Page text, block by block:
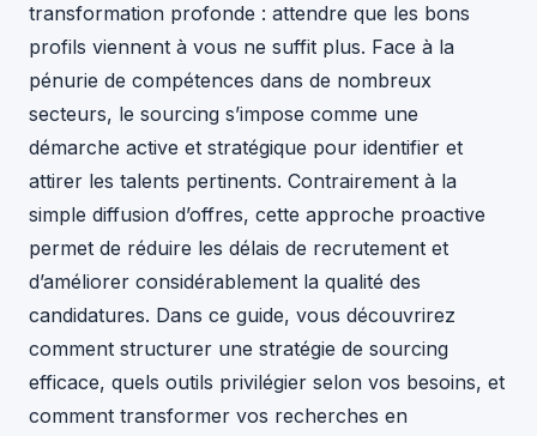
transformation profonde : attendre que les bons
profils viennent à vous ne suffit plus. Face à la
pénurie de compétences dans de nombreux
secteurs, le sourcing s’impose comme une
démarche active et stratégique pour identifier et
attirer les talents pertinents. Contrairement à la
simple diffusion d’offres, cette approche proactive
permet de réduire les délais de recrutement et
d’améliorer considérablement la qualité des
candidatures. Dans ce guide, vous découvrirez
comment structurer une stratégie de sourcing
efficace, quels outils privilégier selon vos besoins, et
comment transformer vos recherches en